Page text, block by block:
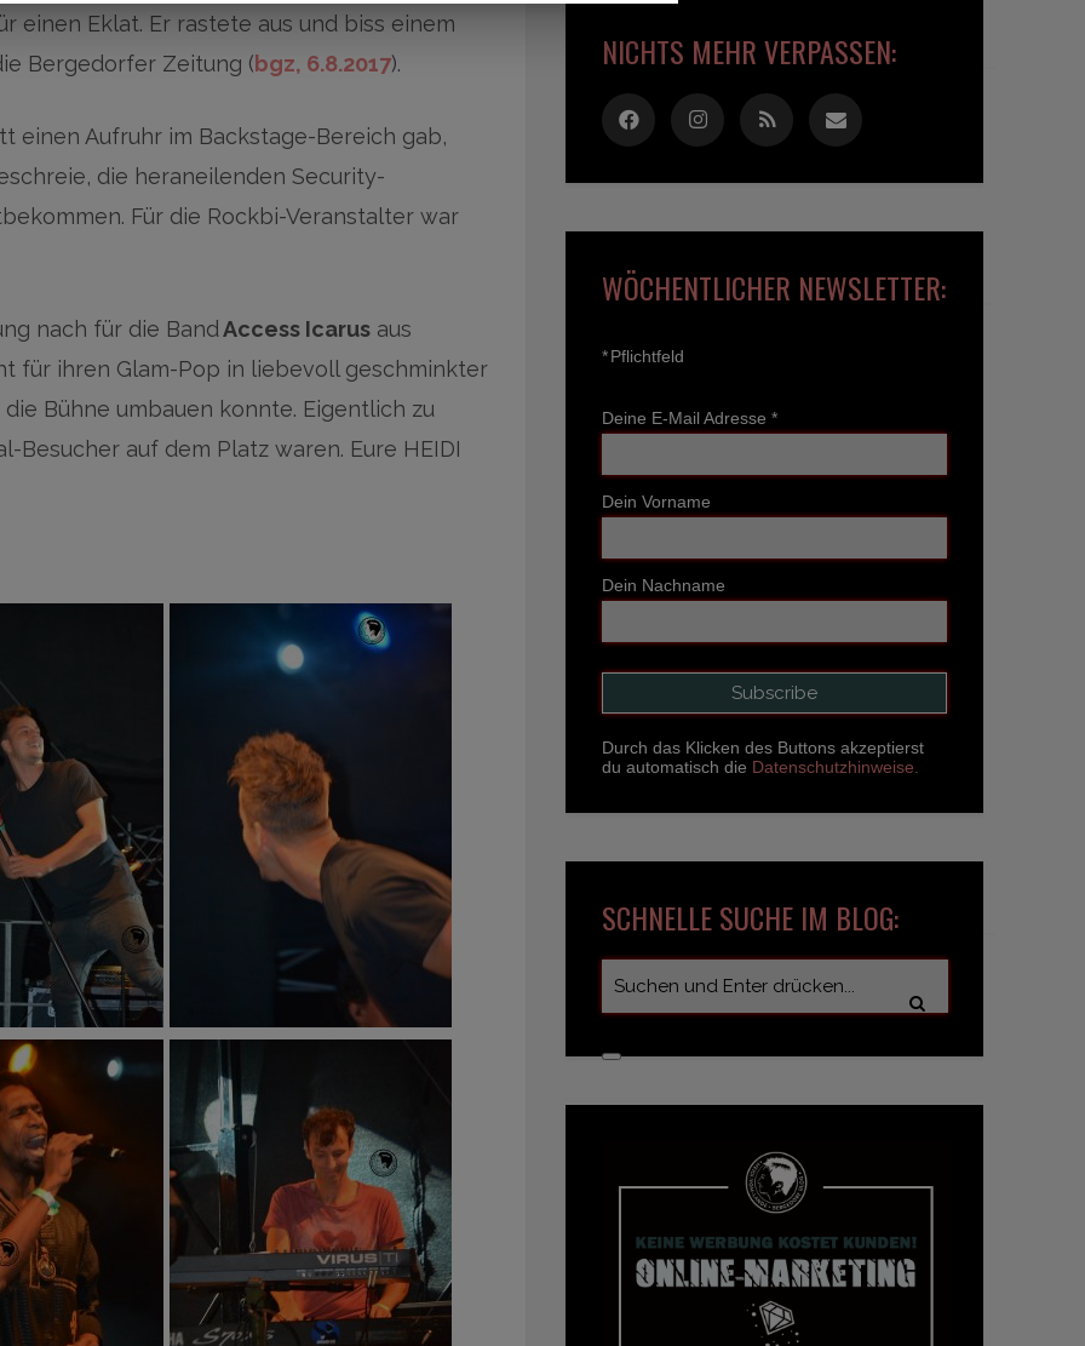
einen Eklat. Er rastete aus und biss einem
Bergedorfer Zeitung (bgz, 6.8.2017).
einen Aufruhr im Backstage-Bereich gab,
die heraneilenden Security-
Für die Rockbi-Veranstalter war
nach für die BandAccess Icarus aus
für ihren Glam-Pop in liebevoll geschminkter
Bühne umbauen konnte. Eigentlich zu
Besucher auf dem Platz waren. Eure HEIDI
NICHTS MEHR VERPASSEN:
WÖCHENTLICHER NEWSLETTER:
*Pflichtfeld
Deine E-Mail Adresse *
Dein Vorname
Dein Nachname
Durch das Klicken des Buttons akzeptierst
du automatisch die Datenschutzhinweise.
SCHNELLE SUCHE IM BLOG: